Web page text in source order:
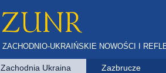
ZACHODNIO-UKRAIŃSKIE NOWOŚCI I
Zachodnia Ukraina Zazbrucze